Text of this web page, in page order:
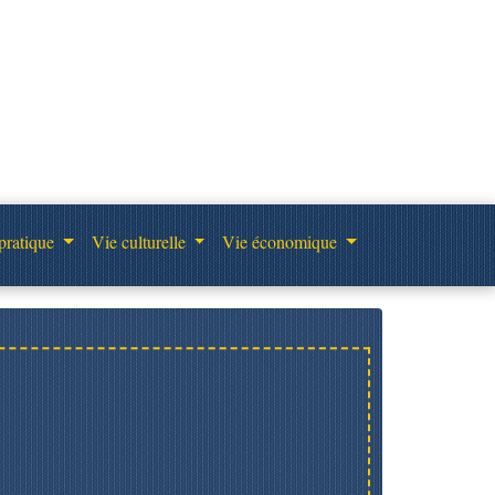
Vie culturelle Vie économique